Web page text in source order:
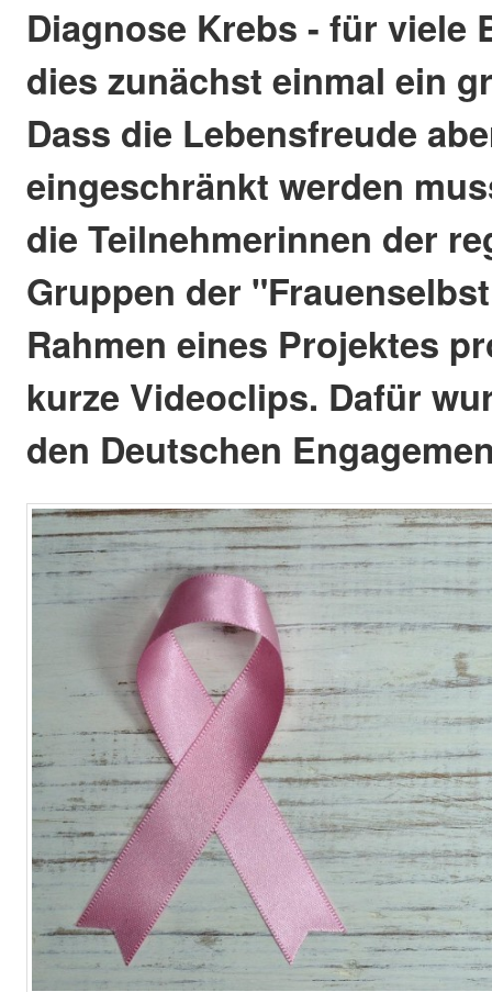
Diagnose Krebs - für viele
dies zunächst einmal ein
Dass die Lebensfreude
eingeschränkt werden
die Teilnehmerinnen der
Gruppen der
Rahmen eines Projektes
kurze Videoclips. Dafür
den Deutschen